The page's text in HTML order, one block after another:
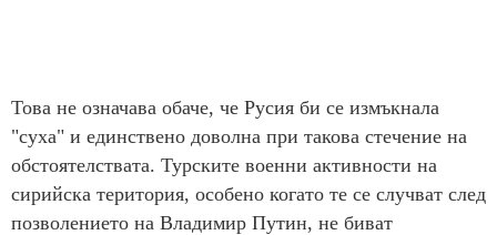
Това не означава обаче, че Русия би се измъкнала
"суха" и единствено доволна при такова стечение на
обстоятелствата. Турските военни активности на
сирийска територия, особено когато те се случват след
позволението на Владимир Путин, не биват